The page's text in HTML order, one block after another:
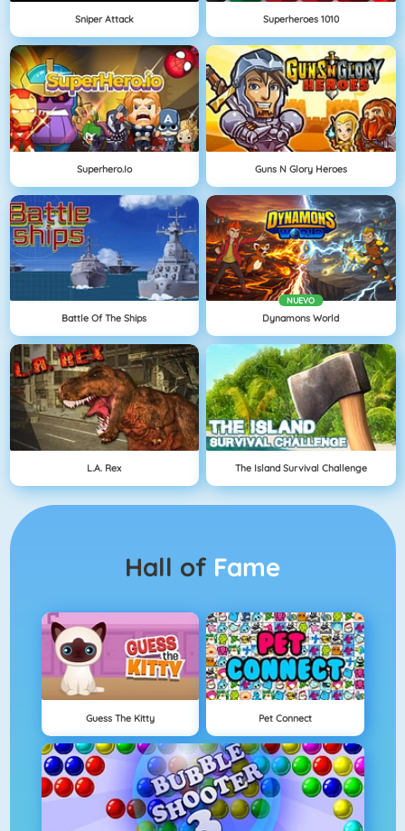
Sniper Attack Superheroes 1010
Superhero.io Guns N Glory Heroes
Battle Of The Ships
NUEVO
Dynamons World
L.A. Rex The Island Survival Challenge
Hall of Fame
Guess The Kitty Pet Connect